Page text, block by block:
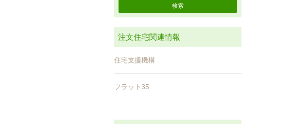
注文住宅関連情報
住宅支援機構
フラット35